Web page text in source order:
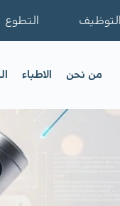
التوظيف التطوع
من نحن الاطباء